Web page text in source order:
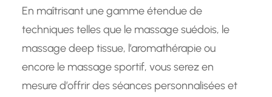
En maîtrisant une gamme étendue de
techniques telles que le massage suédois, le
massage deep tissue, l’aromathérapie ou
encore le massage sportif, vous serez en
mesure d’offrir des séances personnalisées et